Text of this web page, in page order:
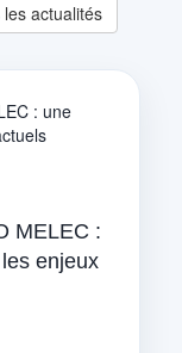
actualités
MELEC :
enjeux